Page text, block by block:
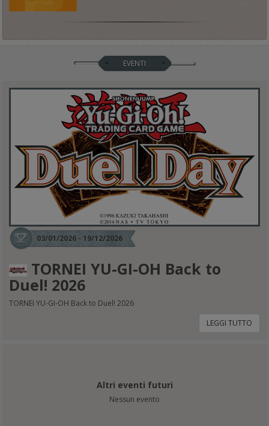
EVENTI
03/01/2026 - 19/12/2026
TORNEI YU-GI-OH Back to
Duel! 2026
TORNEI YU-GI-OH Back to Duel! 2026
LEGGI TUTTO
Altri eventi futuri
Nessun evento